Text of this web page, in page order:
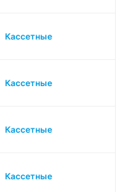
Кассетные
Кассетные
Кассетные
Кассетные